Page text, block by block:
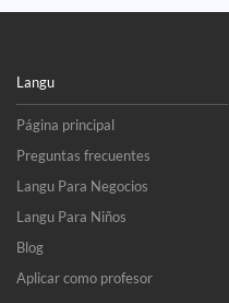
Langu
Página principal
Preguntas frecuentes
Langu Para Negocios
Langu Para Niños
Blog
Aplicar como profesor